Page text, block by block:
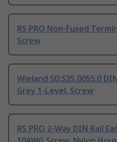
RS PRO Non-Fused
Screw
Wieland 5D.S35.0055.0
Grey 1-Level, Screw
RS PRO 2-Way DIN Rail